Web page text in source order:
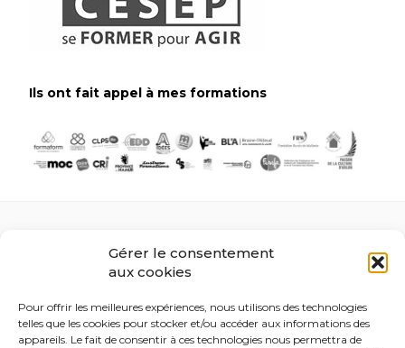
Gérer le consentement
aux cookies
Pour offrir les meilleures expériences, nous utilisons des technologies
telles que les cookies pour stocker et/ou accéder aux informations des
appareils. Le fait de consentir à ces technologies nous permettra de
Ils ont fait appel à mes formations
Mentions Légales
CONTACT